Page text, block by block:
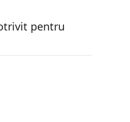
pentru